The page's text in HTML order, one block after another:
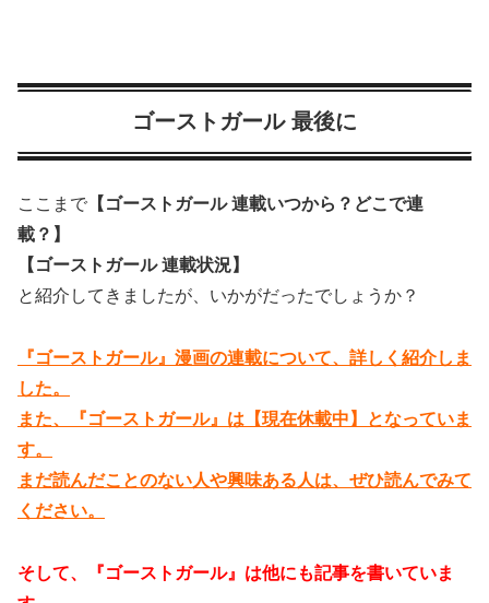
ゴーストガール 最後に
ここまで 【ゴーストガール 連載いつから？どこで連
載？】
【ゴーストガール 連載状況】
と紹介してきましたが、いかがだったでしょうか？
『ゴーストガール』漫画の連載について、詳しく紹介しま
した。
また、『ゴーストガール』は【現在休載中】となっていま
す。
まだ読んだことのない人や興味ある人は、ぜひ読んでみて
ください。
そして、『ゴーストガール』は他にも記事を書いていま